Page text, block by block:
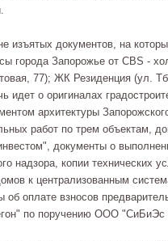
изъятых документов, на
города Запорожье от CBS -
77); ЖК Резиденция (ул.
идет о оригиналах
архитектуры
работ по трем объектам,
документы о
надзора, копии технических
к централизованным
об оплате взносов
по поручению ООО "СиБиЭс